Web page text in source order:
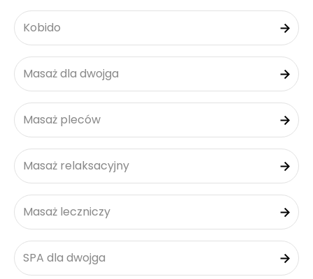
Kobido
Masaż dla dwojga
Masaż pleców
Masaż relaksacyjny
Masaż leczniczy
SPA dla dwojga